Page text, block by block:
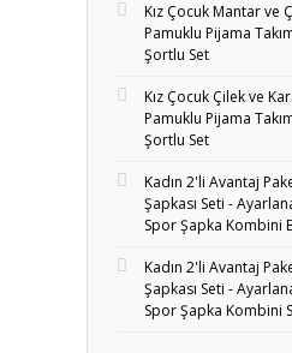
Kız Çocuk Mantar ve
Pamuklu Pijama
Şortlu Set
Kız Çocuk Çilek ve
Pamuklu Pijama
Şortlu Set
Kadın 2'li Avantaj
Şapkası Seti -
Spor Şapka Kombini
Kadın 2'li Avantaj
Şapkası Seti -
Spor Şapka Kombini